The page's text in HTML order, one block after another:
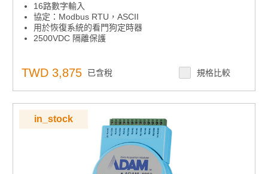
16路數字輸入
協定：Modbus RTU，ASCII
用於恢復系統的看門狗定時器
2500VDC 隔離保護
TWD 3,875 已含稅 規格比較
in_stock